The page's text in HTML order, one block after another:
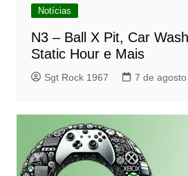
Notícias
N3 – Ball X Pit, Car
Static Hour e Mais
Sgt Rock 1967 7 de